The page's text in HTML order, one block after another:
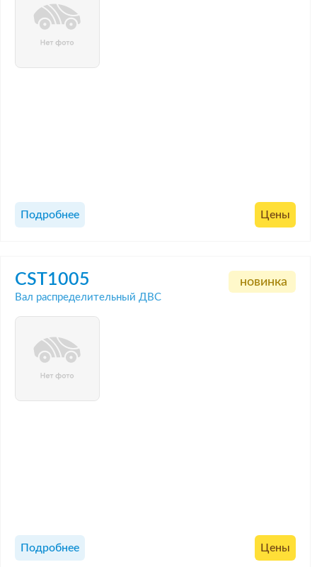
Подробнее Цены
CST1005
Вал распределительный ДВС
новинка
Подробнее Цены